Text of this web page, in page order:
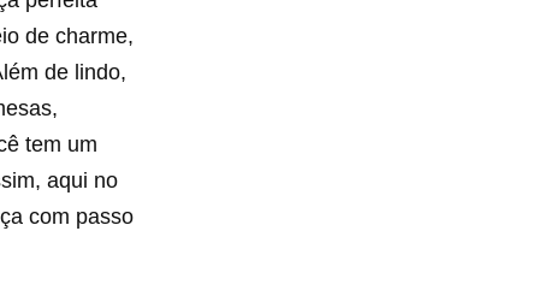
de charme,
de lindo,
tem um
aqui no
com passo